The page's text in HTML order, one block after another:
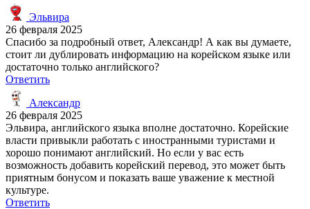
Эльвира
26 февраля 2025
Спасибо за подробный ответ, Александр! А как вы думаете,
стоит ли дублировать информацию на корейском языке или
достаточно только английского?
Ответить
Александр
26 февраля 2025
Эльвира, английского языка вполне достаточно. Корейские
власти привыкли работать с иностранными туристами и
хорошо понимают английский. Но если у вас есть
возможность добавить корейский перевод, это может быть
приятным бонусом и показать ваше уважение к местной
культуре.
Ответить